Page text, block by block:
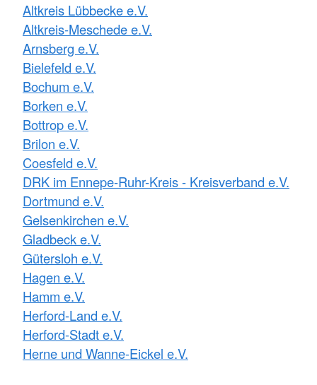
Altkreis Lübbecke e.V.
Altkreis-Meschede e.V.
Arnsberg e.V.
Bielefeld e.V.
Bochum e.V.
Borken e.V.
Bottrop e.V.
Brilon e.V.
Coesfeld e.V.
DRK im Ennepe-Ruhr-Kreis - Kreisverband e.V.
Dortmund e.V.
Gelsenkirchen e.V.
Gladbeck e.V.
Gütersloh e.V.
Hagen e.V.
Hamm e.V.
Herford-Land e.V.
Herford-Stadt e.V.
Herne und Wanne-Eickel e.V.